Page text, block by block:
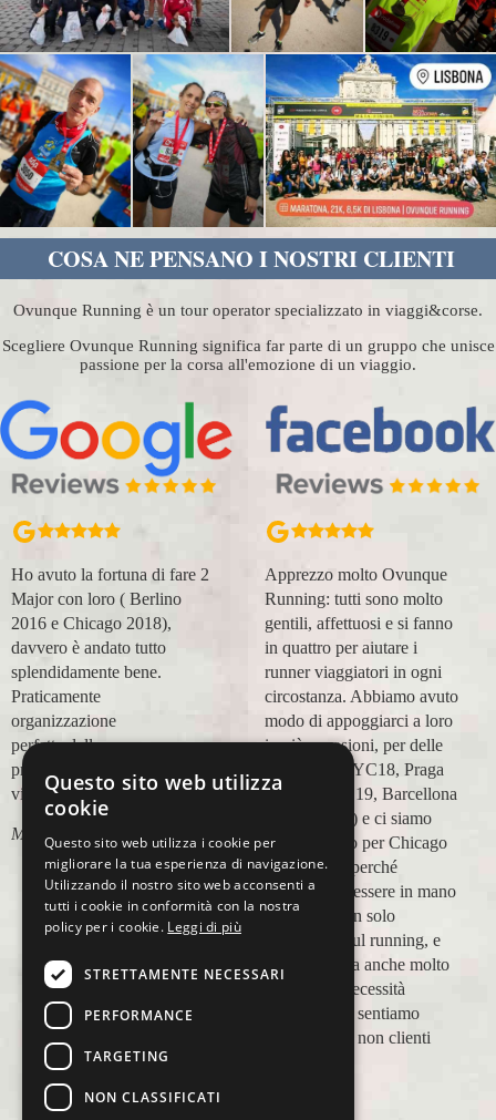
COSA NE PENSANO I NOSTRI CLIENTI
Ovunque Running è un tour operator specializzato in viaggi&corse.
Scegliere Ovunque Running significa far parte di un gruppo che unisce
passione per la corsa all'emozione di un viaggio.
Apprezzo molto Ovunque
Running: tutti sono molto
gentili, affettuosi e si fanno
in quattro per aiutare i
runner viaggiatori in ogni
circostanza. Abbiamo avuto
modo di appoggiarci a loro
in più occasioni, per delle
maratone (NYC18, Praga
19, Valencia 19, Barcellona
21, NYC 22) e ci siamo
affidati a loro per Chicago
23 (ottobre) perché
sappiamo di essere in mano
a persone non solo
competenti sul running, e
sulle città, ma anche molto
attente alle necessità
personali. Ci sentiamo
Organizzazione perfetta,
accompagnatori super
(Massimo e Anna). Prima
esperienza con voi molto
positiva! Alla prossima e
grazie!
Lara Buranti
Questo sito web utilizza
cookie
Questo sito web utilizza i cookie per
migliorare la tua esperienza di navigazione.
Utilizzando il nostro sito web acconsenti a
tutti i cookie in conformità con la nostra
policy per i cookie. Leggi di più
STRETTAMENTE NECESSARI
PERFORMANCE
TARGETING
NON CLASSIFICATI